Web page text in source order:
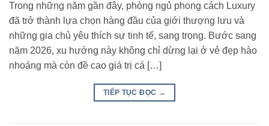
Trong những năm gần đây, phòng ngủ phong cách Luxury
đã trở thành lựa chọn hàng đầu của giới thượng lưu và
những gia chủ yêu thích sự tinh tế, sang trọng. Bước sang
năm 2026, xu hướng này không chỉ dừng lại ở vẻ đẹp hào
nhoáng mà còn đề cao giá trị cá […]
TIẾP TỤC ĐỌC →